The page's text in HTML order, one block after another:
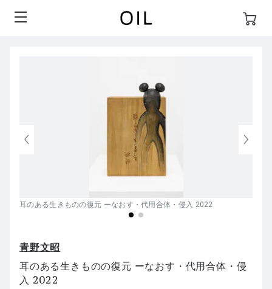
耳のある生きものの復元 ーなおす・代用合体・侵入 2022
青野文昭
耳のある生きものの復元 ーなおす・代用合体・侵
入 2022